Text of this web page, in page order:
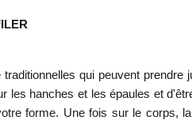
qui peuvent
les hanches et les épaules et
forme. Une fois sur le corps,